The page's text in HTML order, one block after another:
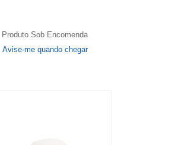
Produto Sob Encomenda
Avise-me quando chegar